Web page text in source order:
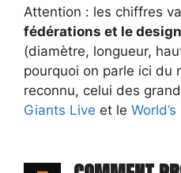
Attention : les chiffres
fédérations et le
(diamètre, longueur,
pourquoi on parle ici du
reconnu, celui des
Giants Live et le